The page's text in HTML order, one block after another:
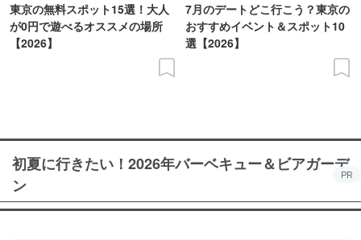
東京の無料スポット15選！大人
が0円で遊べるオススメの場所
【2026】
7月のデートどこ行こう？東京の
おすすめイベント＆スポット10
選【2026】
初夏に行きたい！2026年バーベキュー＆ビアガーデ
ン
PR